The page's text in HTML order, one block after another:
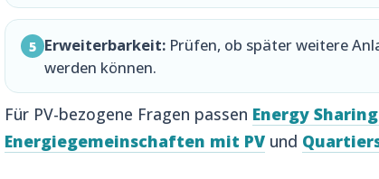
5 Erweiterbarkeit: Prüfen, ob später weitere
werden können.
Für PV-bezogene Fragen passen Energy
Energiegemeinschaften mit PV und